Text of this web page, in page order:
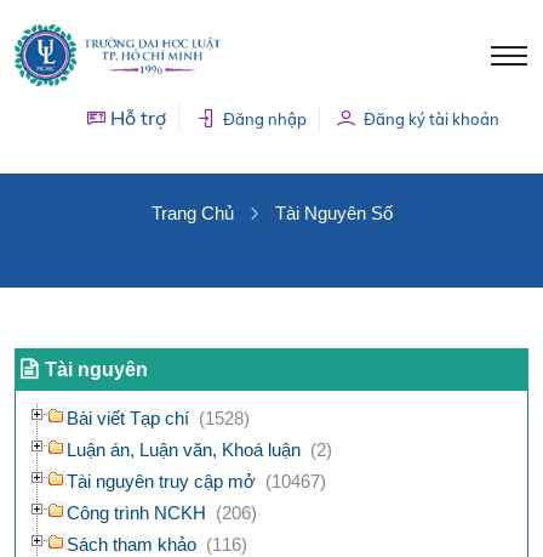
Hỗ trợ Đăng nhập Đăng ký tài khoản
Trang Chủ Tài Nguyên Số
Tài nguyên
Bài viết Tạp chí (1528)
Luận án, Luận văn, Khoá luận (2)
Tài nguyên truy cập mở (10467)
Công trình NCKH (206)
Sách tham khảo (116)